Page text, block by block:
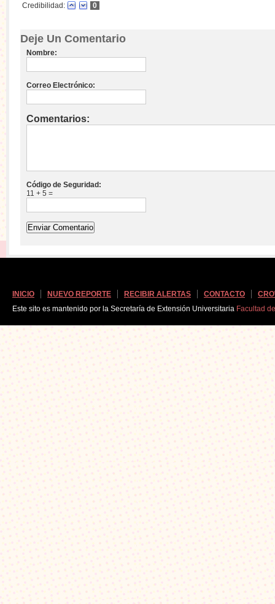
Credibilidad: 0
Deje Un Comentario
Nombre:
Correo Electrónico:
Comentarios:
Código de Seguridad:
11 + 5 =
INICIO NUEVO REPORTE RECIBIR ALERTAS CONTACTO
Este sito es mantenido por la Secretaría de Extensión Universitaria Facultad